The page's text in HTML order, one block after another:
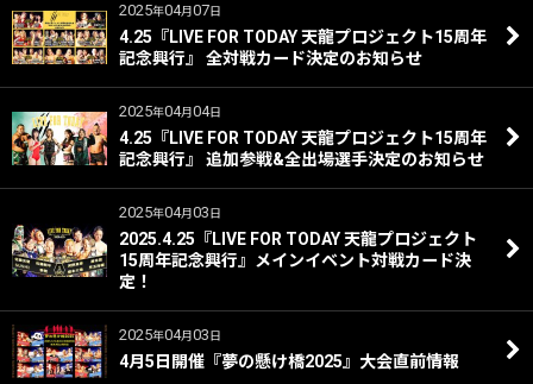
2025年04月07日
4.25『LIVE FOR TODAY 天龍プロジェクト15周年
記念興行』 全対戦カード決定のお知らせ
2025年04月04日
4.25『LIVE FOR TODAY 天龍プロジェクト15周年
記念興行』 追加参戦&全出場選手決定のお知らせ
2025年04月03 日
2025.4.25『LIVE FOR TODAY 天龍プロジェクト
15周年記念興行』メインイベント対戦カード決
定！
2025年04月03 日
4月5日開催『夢の懸け橋2025』大会直前情報